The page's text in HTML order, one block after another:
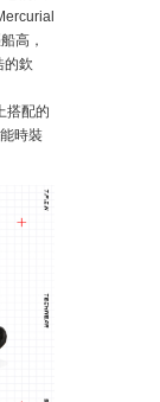
高，
的欽
搭配的
時裝